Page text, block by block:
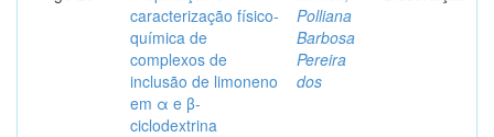
caracterização físico-
química de
complexos de
inclusão de limoneno
em α e β-
ciclodextrina
Polliana
Barbosa
Pereira
dos